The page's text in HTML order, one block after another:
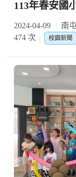
113年春安國
2024-04-09 南
474 次
校園新聞